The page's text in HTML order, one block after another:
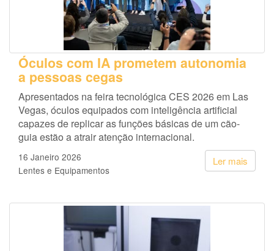
Óculos com IA prometem autonomia
a pessoas cegas
Apresentados na feira tecnológica CES 2026 em Las
Vegas, óculos equipados com inteligência artificial
capazes de replicar as funções básicas de um cão-
guia estão a atrair atenção internacional.
Ler mais
16 Janeiro 2026
Lentes e Equipamentos